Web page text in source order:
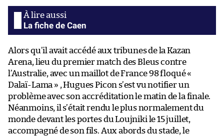
La fiche de Caen
Alors qu’il avait accédé aux tribunes de la Kazan
Arena, lieu du premier match des Bleus contre
l’Australie, avec un maillot de France 98 floqué «
Dalaï-Lama » , Hugues Picon s’est vu notifier un
problème avec son accréditation le matin de la finale.
Néanmoins, il s’était rendu le plus normalement du
monde devant les portes du Loujniki le 15 juillet,
accompagné de son fils. Aux abords du stade, le